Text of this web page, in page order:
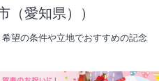
（愛知県））
望の条件や立地でおすすめの記念